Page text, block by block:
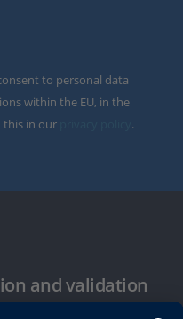
to personal data
within the EU, in the
this in our
.
and validation